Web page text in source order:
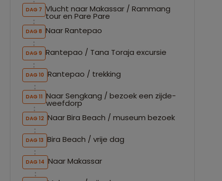
DAG 7 Vlucht naar Makassar / Rammang
tour en Pare Pare
DAG 8 Naar Rantepao
DAG 9 Rantepao / Tana Toraja excursie
DAG 10 Rantepao / trekking
DAG 11 Naar Sengkang / bezoek een zijde-
weefdorp
DAG 12 Naar Bira Beach / museum bezoek
DAG 13 Bira Beach / vrije dag
DAG 14 Naar Makassar